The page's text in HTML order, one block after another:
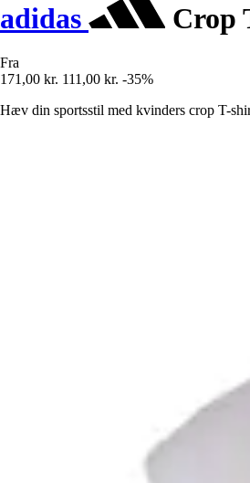
adidas Crop
Fra
171,00 kr. 111,00 kr. -35%
Hæv din sportsstil med kvinders crop T-